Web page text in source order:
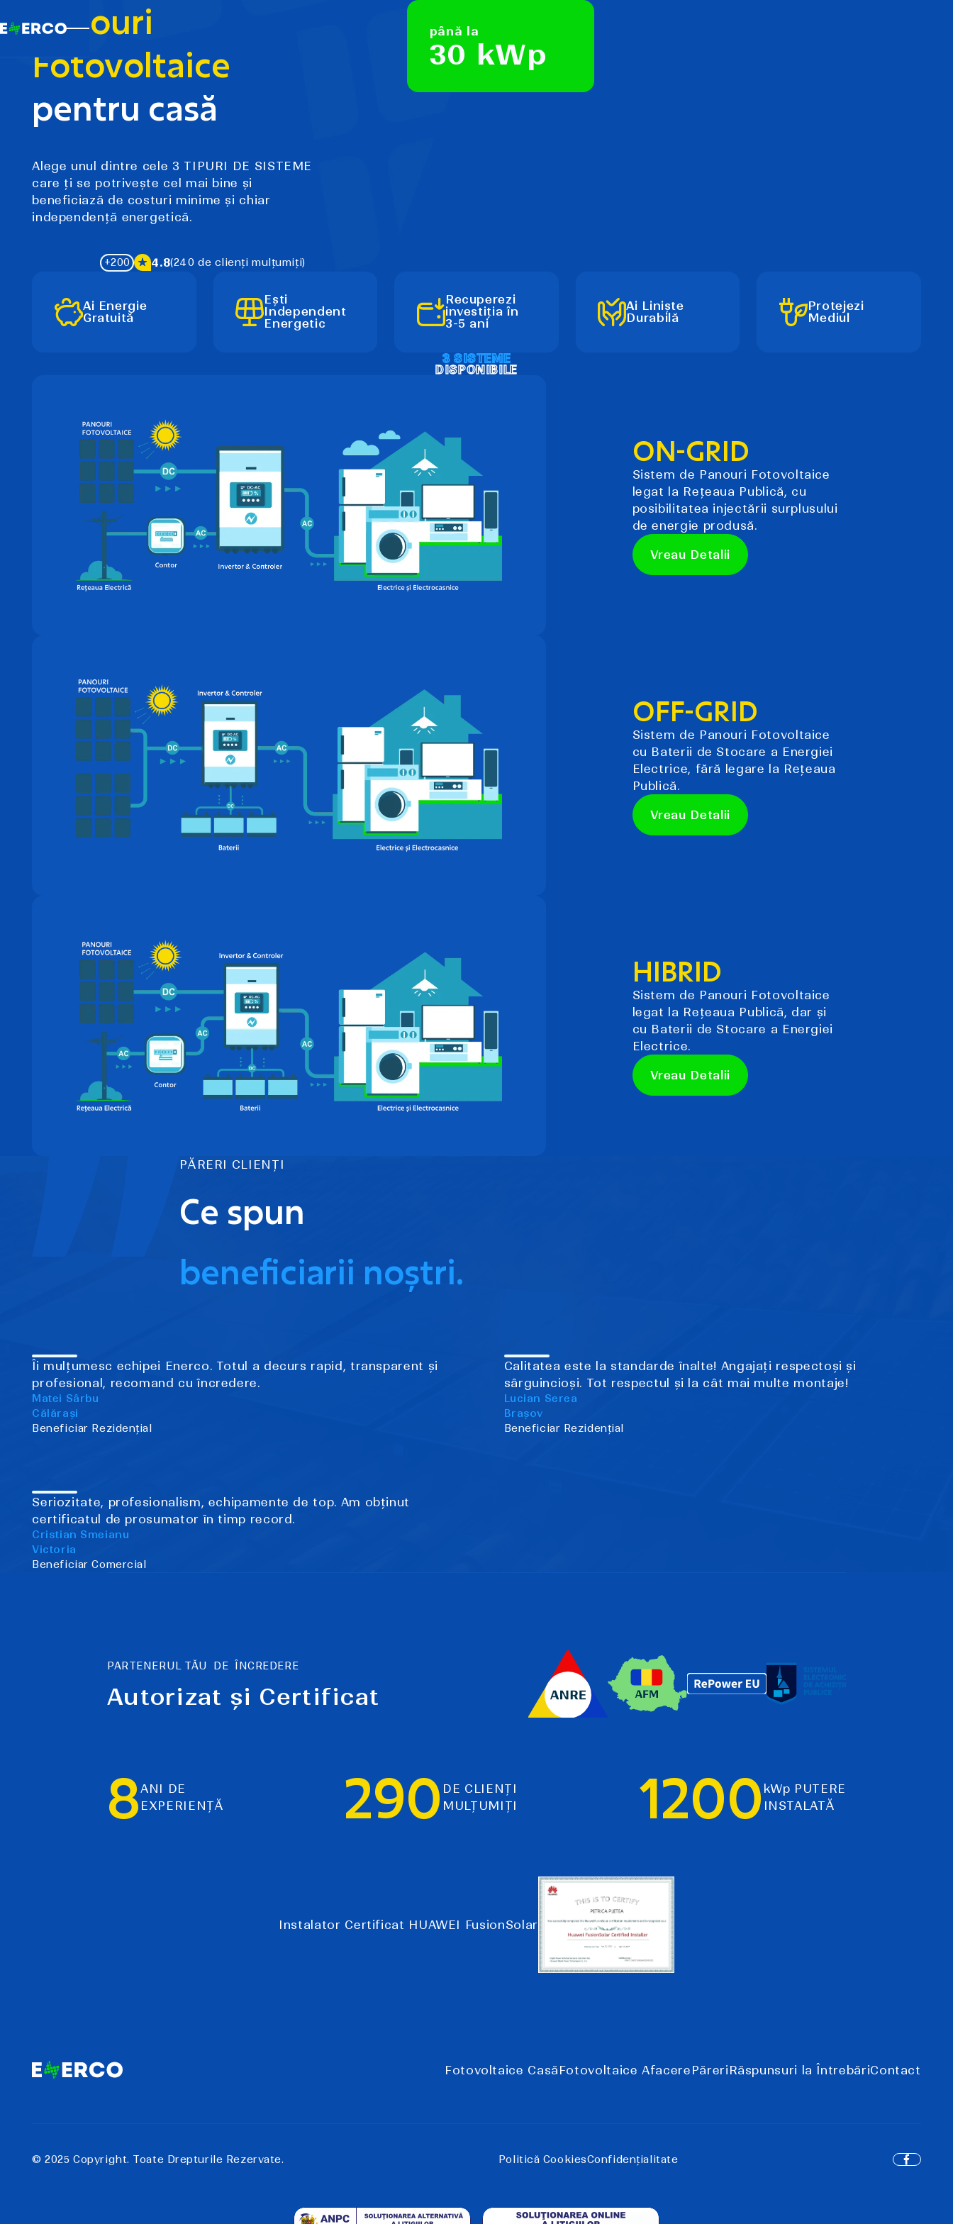
Panouri
Fotovoltaice
pentru casă
Alege unul dintre cele 3 TIPURI DE SISTEME
care ți se potrivește cel mai bine și
beneficiază de costuri minime și chiar
independență energetică.
+200 4.8(240 de clienți mulțumiți)
până la
30 kWp
Ai Energie
Gratuită
Ești
Independent
Energetic
Recuperezi
investiția în
3-5 ani
Ai Liniște
Durabilă
Protejezi
Mediul
3 SISTEME
DISPONIBILE
ON-GRID
Sistem de Panouri Fotovoltaice
legat la Rețeaua Publică, cu
posibilitatea injectării surplusului
de energie produsă.
Vreau Detalii
Vreau Detalii
OFF-GRID
Sistem de Panouri Fotovoltaice
cu Baterii de Stocare a Energiei
Electrice, fără legare la Rețeaua
Publică.
Vreau Detalii
Vreau Detalii
HIBRID
Sistem de Panouri Fotovoltaice
legat la Rețeaua Publică, dar și
cu Baterii de Stocare a Energiei
Electrice.
Vreau Detalii
Vreau Detalii
PĂRERI CLIENȚI
Ce spun
beneficiarii noștri.
Îi mulțumesc echipei Enerco. Totul a decurs rapid, transparent și
profesional, recomand cu încredere.
Matei Sârbu
Călărași
Beneficiar Rezidențial
Calitatea este la standarde înalte! Angajați respectoși și
sârguincioși. Tot respectul și la cât mai multe montaje!
Lucian Serea
Brașov
Beneficiar Rezidențial
Seriozitate, profesionalism, echipamente de top. Am obținut
certificatul de prosumator în timp record.
Cristian Smeianu
Victoria
Beneficiar Comercial
PARTENERUL TĂU DE ÎNCREDERE
Autorizat și Certificat
8ANI DE
EXPERIENȚĂ
290 DE CLIENȚI
MULȚUMIȚI
1200 kWp PUTERE
INSTALATĂ
Instalator Certificat HUAWEI FusionSolar
Fotovoltaice Casă Fotovoltaice Afacere Păreri Răspunsuri la ÎntrebăriContact
© 2025 Copyright. Toate Drepturile Rezervate. Politică CookiesConfidențialitate